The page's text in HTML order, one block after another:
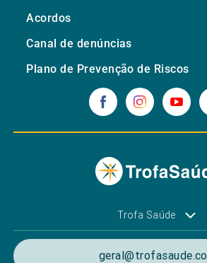
Acordos
Canal de denúncias
Plano de Prevenção de Riscos
Trofa Saúde